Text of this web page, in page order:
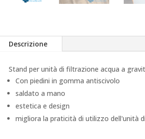
Descrizione
Stand per unità di filtrazione acqua a
Con piedini in gomma antiscivolo
saldato a mano
estetica e design
migliora la praticità di utilizzo dell'unità